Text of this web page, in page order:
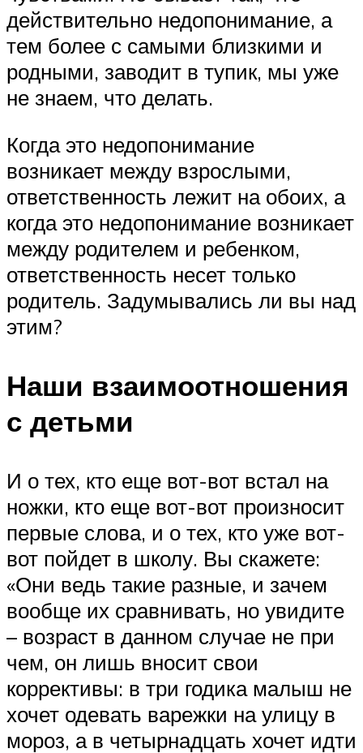
действительно недопонимание, а
тем более с самыми близкими и
родными, заводит в тупик, мы уже
не знаем, что делать.
Когда это недопонимание
возникает между взрослыми,
ответственность лежит на обоих, а
когда это недопонимание возникает
между родителем и ребенком,
ответственность несет только
родитель. Задумывались ли вы над
этим?
Наши взаимоотношения
с детьми
И о тех, кто еще вот-вот встал на
ножки, кто еще вот-вот произносит
первые слова, и о тех, кто уже вот-
вот пойдет в школу. Вы скажете:
«Они ведь такие разные, и зачем
вообще их сравнивать, но увидите
– возраст в данном случае не при
чем, он лишь вносит свои
коррективы: в три годика малыш не
хочет одевать варежки на улицу в
мороз, а в четырнадцать хочет идти